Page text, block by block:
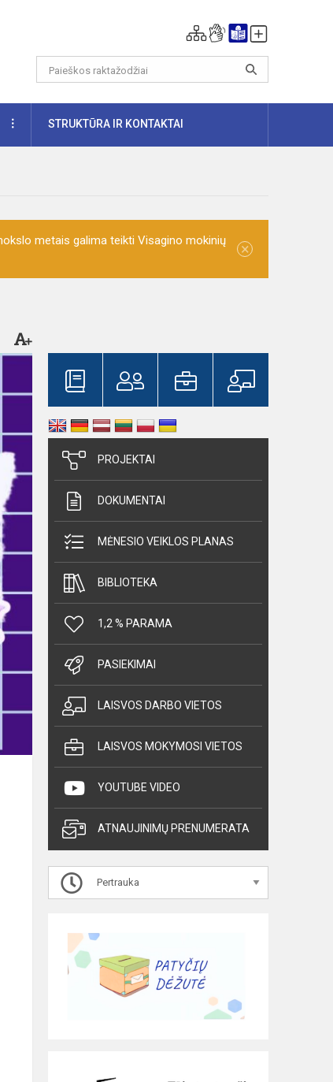
DAUGIAUSTRUKTŪRA IR KONTAKTAI
metais galima teikti Visagino mokinių
×
PROJEKTAI
DOKUMENTAI
MĖNESIO VEIKLOS PLANAS
BIBLIOTEKA
1,2 % PARAMA
PASIEKIMAI
LAISVOS DARBO VIETOS
LAISVOS MOKYMOSI VIETOS
YOUTUBE VIDEO
ATNAUJINIMŲ PRENUMERATA
Pertrauka